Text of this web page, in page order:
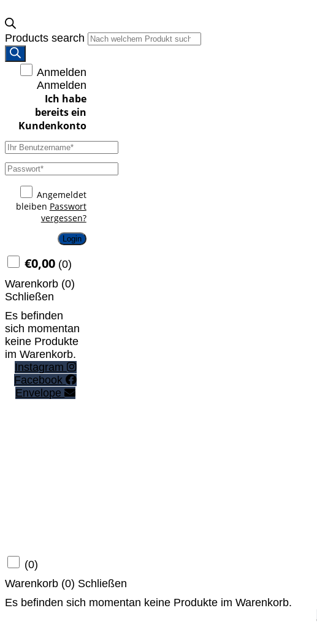
Products search
Anmelden
Anmelden
Angemeldet
bleiben Passwort
vergessen?
Login
€0,00 (0)
Warenkorb (0)
Schließen
Es befinden
sich momentan
keine Produkte
im Warenkorb.
Instagram
Facebook
Envelope
(0)
Warenkorb (0) Schließen
Es befinden sich momentan keine Produkte im Warenkorb.